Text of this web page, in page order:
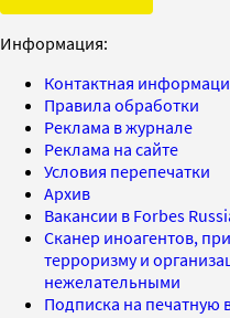
Информация:
Контактная
Правила обработки
Реклама в журнале
Реклама на сайте
Условия перепечатки
Архив
Вакансии в Forbes
Сканер иноагентов,
терроризму и
нежелательными
Подписка на печатную